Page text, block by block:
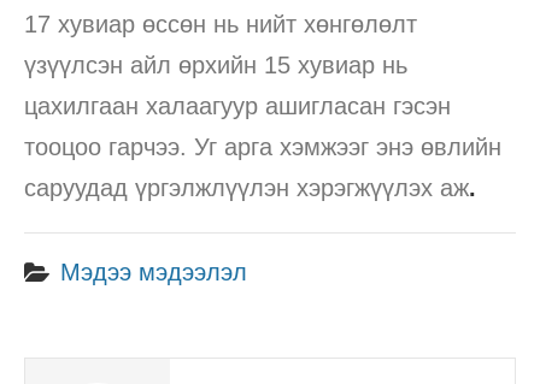
17 хувиар өссөн нь нийт хөнгөлөлт
үзүүлсэн айл өрхийн 15 хувиар нь
цахилгаан халаагуур ашигласан гэсэн
тооцоо гарчээ. Уг арга хэмжээг энэ өвлийн
саруудад үргэлжлүүлэн хэрэгжүүлэх аж.
Мэдээ мэдээлэл